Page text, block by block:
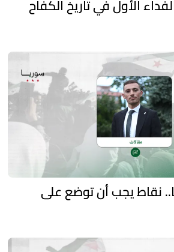
الأول في تاريخ الكفاح
نقاط يجب أن توضع على